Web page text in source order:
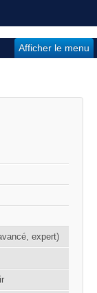
Afficher le menu
expert)